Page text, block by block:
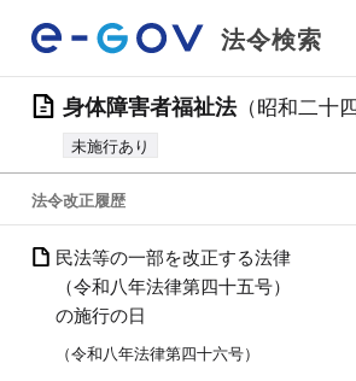
法令検索
身体障害者福祉法（昭和二十
未施行あり
法令改正履歴
民法等の一部を改正する法律
（令和八年法律第四十五号）
の施行の日
（令和八年法律第四十六号）